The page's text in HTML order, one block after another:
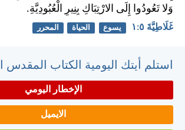
وَلا تَعُودُوا إِلَى الارْتِبَاكِ بِنِيرِ الْعُبُودِيَّةِ.
غَلَاطِيَّةَ ٥:‏١ يسوع الحياة المحرر
استلم أيتك اليومية الكتاب المقدس
الإخطار اليومي
الايميل